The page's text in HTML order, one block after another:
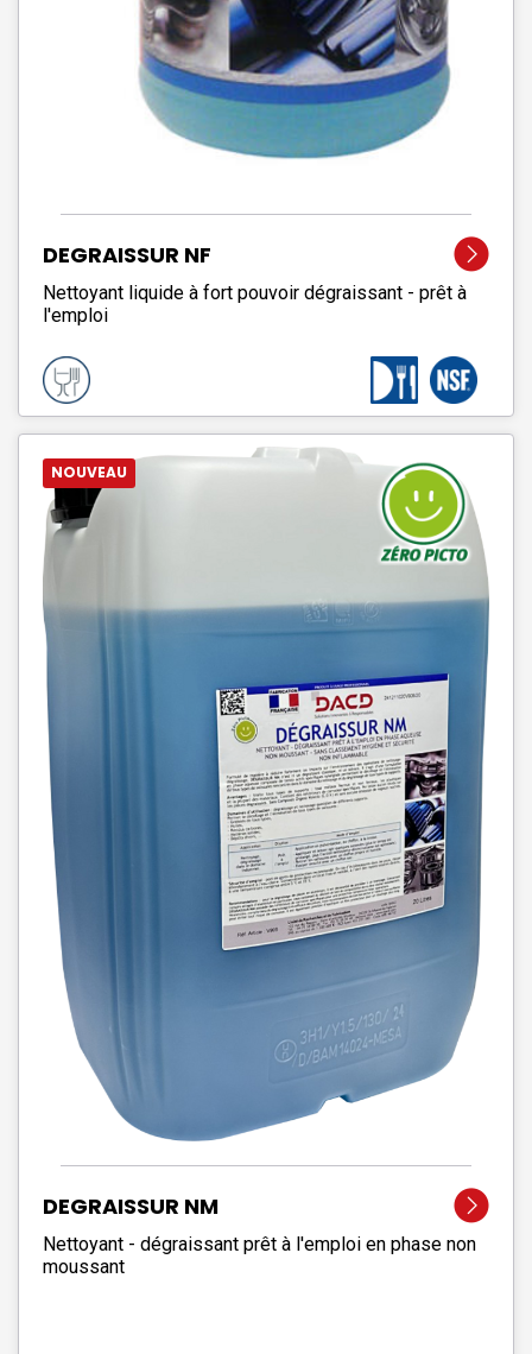
DEGRAISSUR NF
Nettoyant liquide à fort pouvoir dégraissant - prêt à
l'emploi
NOUVEAU
DEGRAISSUR NM
Nettoyant - dégraissant prêt à l'emploi en phase non
moussant